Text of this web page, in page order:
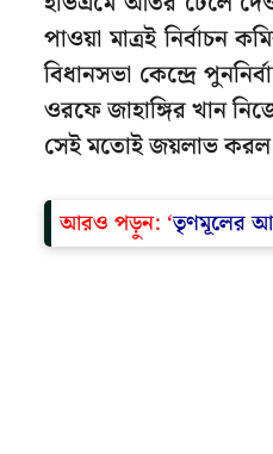
পাওয়া মাত্রই
বিধানসভা কেন্দ্রে
ওরফে জাহাঙ্গির খান
সেই মতোই জয়লাভ করল
আরও পড়ুন: ‘তৃণমূলের